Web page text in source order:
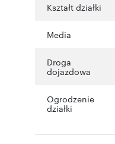
Kształt działki
Media
Droga
dojazdowa
Ogrodzenie
działki